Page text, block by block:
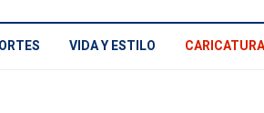
VIDA Y ESTILO